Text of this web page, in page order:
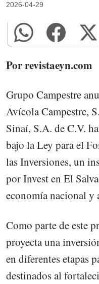
2026-04-29
Por revistaeyn.com
Grupo Campestre
Avícola Campestre,
Sinaí, S.A. de C.V.
bajo la Ley para el
las Inversiones, un
por Invest en El
economía nacional y
Como parte de este
proyecta una
en diferentes etapas
destinados al